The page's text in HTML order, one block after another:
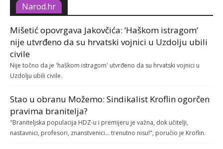
Narod.hr
Mišetić opovrgava Jakovčića: ‘Haškom istragom’
nije utvrđeno da su hrvatski vojnici u Uzdolju ubili
civile
Nije točno da je 'haškom istragom' utvrđeno da su hrvatski vojnici u
Uzdolju ubili civile.
Stao u obranu Možemo: Sindikalist Kroflin ogorčen
pravima branitelja?
"Braniteljska populacija HDZ-u i premijeru je važna, dok učitelji,
nastavnici, profesori, znanstvenici... trenutno nisu!", poručio je Kroflin.